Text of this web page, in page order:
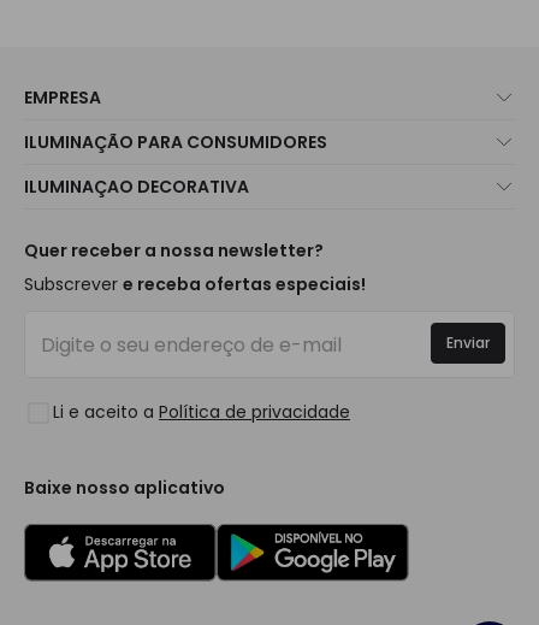
EMPRESA
Atendimento ao Cliente
Métodos de Envio
É Profissional?
Perguntas Frequentes (FAQ)
ILUMINAÇÃO PARA CONSUMIDORES
Marcas
Iluminação para empresas
ILUMINAÇAO DECORATIVA
Tendências
Marcas de Decoração Premium
Espaços
Coleções
Quer receber a nossa newsletter?
Subscrever e receba ofertas especiais!
Li e aceito a Política de privacidade
Enviar
Baixe nosso aplicativo